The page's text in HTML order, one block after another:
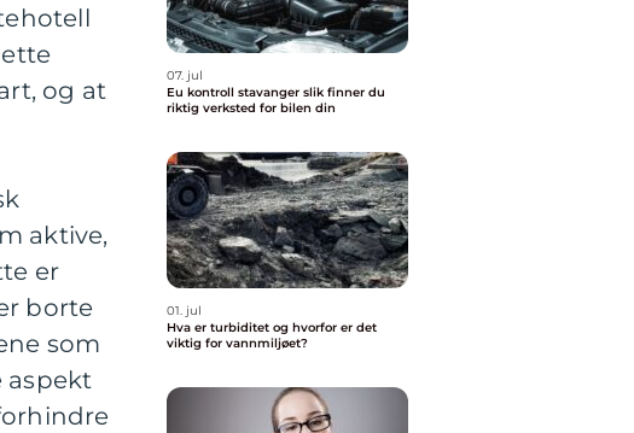
og at
aktive,
er
borte
som
aspekt
07. jul
Eu kontroll stavanger slik finner du
riktig verksted for bilen din
01. jul
Hva er turbiditet og hvorfor er det
viktig for vannmiljøet?